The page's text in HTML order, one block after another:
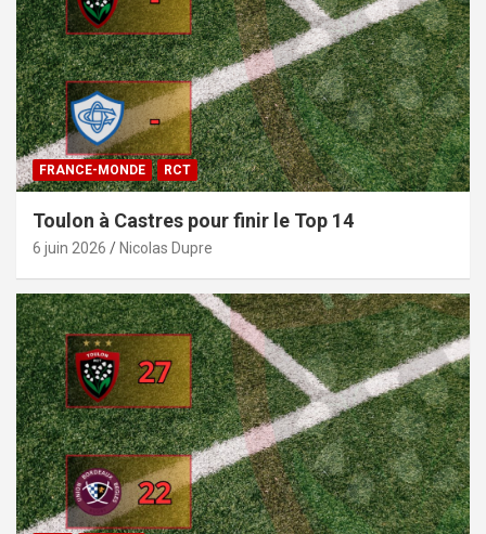
FRANCE-MONDE RCT
Toulon à Castres pour finir le Top 14
6 juin 2026 Nicolas Dupre